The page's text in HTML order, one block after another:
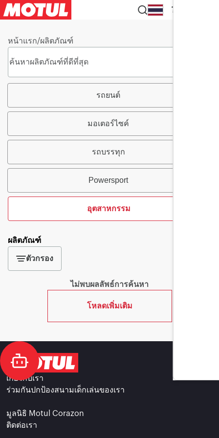
TH
หน้าแรก/ผลิตภัณฑ์
รถยนต์
มอเตอร์ไซค์
รถบรรทุก
Powersport
อุตสาหกรรม
ผลิตภัณฑ์
ตัวกรอง
ไม่พบผลลัพธ์การค้นหา
โหลดเพิ่มเติม
เกี่ยวกับเรา
ร่วมกันปกป้องสนามเด็กเล่นของเรา
มูลนิธิ Motul Corazon
ติดต่อเรา